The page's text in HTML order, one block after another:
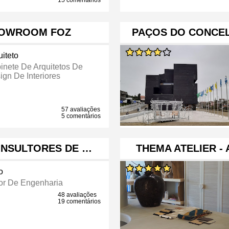
FOZ
De Arquitetos De
De Interiores
57 avaliações
5 comentários
PAÇOS DO
DE …
De Engenharia
48 avaliações
19 comentários
THEMA ATELIER -